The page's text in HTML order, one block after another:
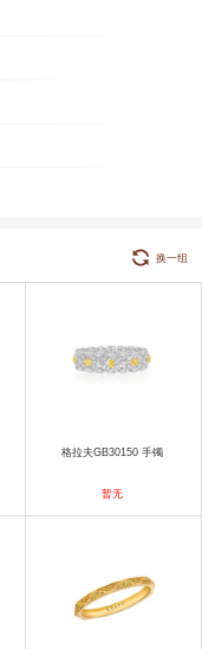
换一组
格拉夫GB30150 手镯
暂无